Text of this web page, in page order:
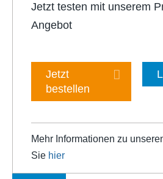
Jetzt testen mit unserem
Angebot
Jetzt
bestellen
Mehr Informationen zu
Sie hier